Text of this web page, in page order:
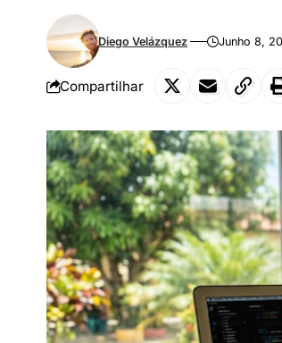
Diego Velázquez Junho 8,
Compartilhar